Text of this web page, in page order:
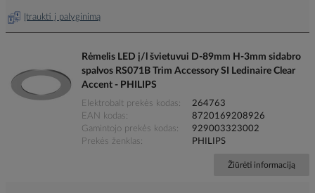
Įtraukti į palyginimą
Rėmelis LED į/l švietuvui D-89mm H-3mm sidabro
spalvos RS071B Trim Accessory SI Ledinaire Clear
Accent - PHILIPS
Elektrobalt prekės kodas
264763
EAN kodas
8720169208926
Gamintojo prekės kodas
929003323002
Prekės ženklas
PHILIPS
Žiūrėti informaciją